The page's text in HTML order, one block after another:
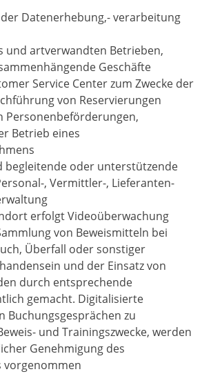
Datenerhebung,- verarbeitung
und artverwandten Betrieben,
Geschäfte
Service Center zum Zwecke der
von Reservierungen
Personenbeförderungen,
Betrieb eines
begleitende oder unterstützende
, Vermittler-, Lieferanten-
erfolgt Videoüberwachung
von Beweismitteln bei
Überfall oder sonstiger
und der Einsatz von
durch entsprechende
gemacht. Digitalisierte
Buchungsgesprächen zu
und Trainingszwecke, werden
Genehmigung des
vorgenommen